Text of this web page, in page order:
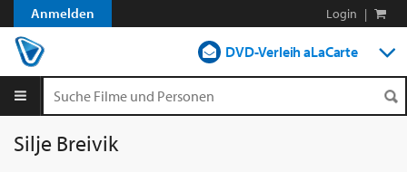
Anmelden Login |
DVD-Verleih aLaCarte
Silje Breivik